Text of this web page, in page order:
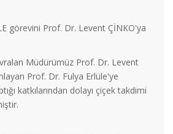
görevini Prof. Dr. Levent ÇİNKO'ya
Müdürümüz Prof. Dr. Levent
Prof. Dr. Fulya Erlüle'ye
katkılarından dolayı çiçek takdimi